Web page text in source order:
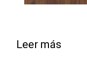
Leer más